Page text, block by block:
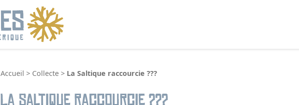
Accueil > Collecte > La Saltique raccourcie ???
La Saltique raccourcie ???